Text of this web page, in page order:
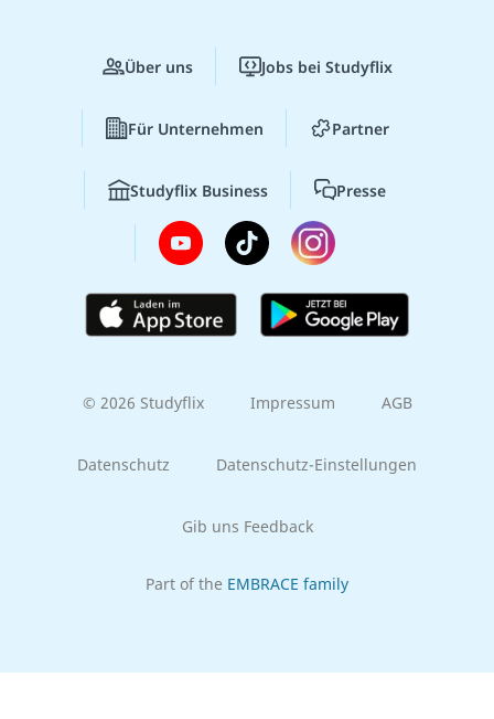
Über uns Jobs bei Studyflix
Für Unternehmen Partner
Studyflix Business Presse
© 2026 Studyflix Impressum AGB
Datenschutz Datenschutz-Einstellungen
Gib uns Feedback
Part of the EMBRACE family